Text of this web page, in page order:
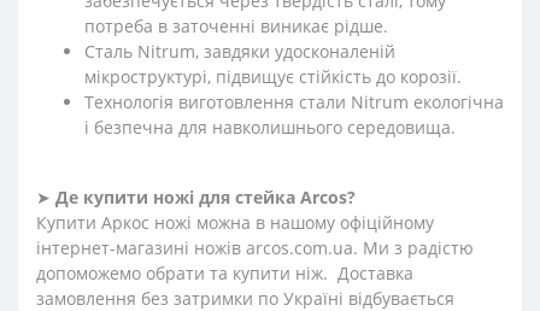
потреба в заточенні виникає рідше.
Сталь Nitrum, завдяки удосконаленій
мікроструктурі, підвищує стійкість до корозії.
Технологія виготовлення стали Nitrum екологічна
і безпечна для навколишнього середовища.
➤ Де купити ножі для стейка Arcos?
Купити Аркос ножі можна в нашому офіційному
інтернет-магазині ножів arcos.com.ua. Ми з радістю
допоможемо обрати та купити ніж. Доставка
замовлення без затримки по Україні відбувається